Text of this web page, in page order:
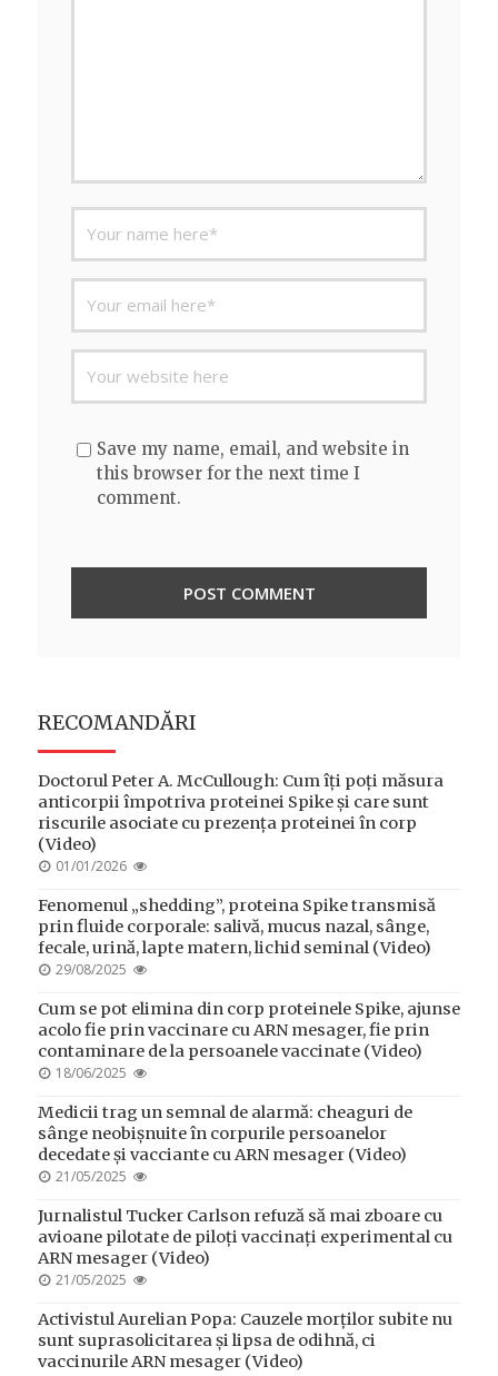
Save my name, email, and website in
this browser for the next time I
comment.
RECOMANDĂRI
Doctorul Peter A. McCullough: Cum îți poți măsura
anticorpii împotriva proteinei Spike și care sunt
riscurile asociate cu prezența proteinei în corp
(Video)
POSTED
01/01/2026
Fenomenul „shedding”, proteina Spike transmisă
prin fluide corporale: salivă, mucus nazal, sânge,
fecale, urină, lapte matern, lichid seminal (Video)
POSTED
29/08/2025
Cum se pot elimina din corp proteinele Spike, ajunse
acolo fie prin vaccinare cu ARN mesager, fie prin
contaminare de la persoanele vaccinate (Video)
POSTED
18/06/2025
Medicii trag un semnal de alarmă: cheaguri de
sânge neobișnuite în corpurile persoanelor
decedate și vacciante cu ARN mesager (Video)
POSTED
21/05/2025
Jurnalistul Tucker Carlson refuză să mai zboare cu
avioane pilotate de piloți vaccinați experimental cu
ARN mesager (Video)
POSTED
21/05/2025
Activistul Aurelian Popa: Cauzele morților subite nu
sunt suprasolicitarea și lipsa de odihnă, ci
vaccinurile ARN mesager (Video)